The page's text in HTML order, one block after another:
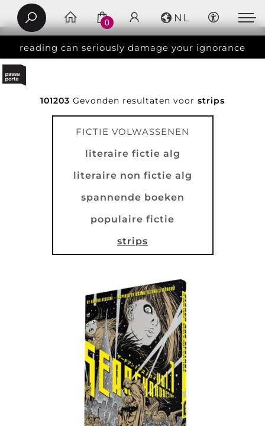
reading can seriously damage your ignorance
0 NL
101203 Gevonden resultaten voor strips
FICTIE VOLWASSENEN
literaire fictie alg
literaire non fictie alg
spannende boeken
populaire fictie
strips